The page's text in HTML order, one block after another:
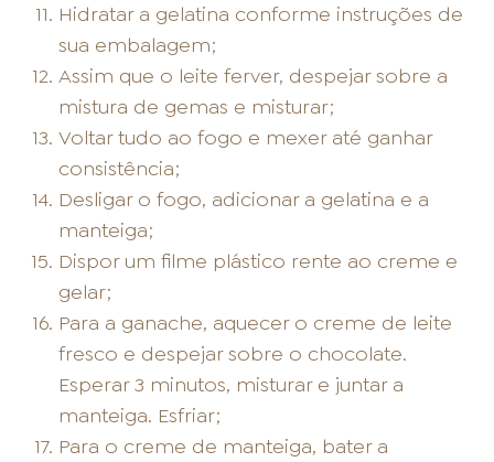
Hidratar a gelatina conforme instruções de
sua embalagem;
Assim que o leite ferver, despejar sobre a
mistura de gemas e misturar;
Voltar tudo ao fogo e mexer até ganhar
consistência;
Desligar o fogo, adicionar a gelatina e a
manteiga;
Dispor um filme plástico rente ao creme e
gelar;
Para a ganache, aquecer o creme de leite
fresco e despejar sobre o chocolate.
Esperar 3 minutos, misturar e juntar a
manteiga. Esfriar;
Para o creme de manteiga, bater a